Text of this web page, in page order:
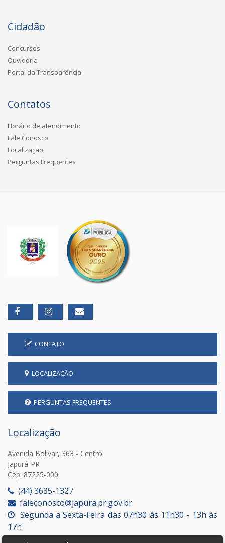
Cidadão
Concursos
Ouvidoria
Portal da Transparência
Contatos
Horário de atendimento
Fale Conosco
Localização
Perguntas Frequentes
CONTATO
LOCALIZAÇÃO
PERGUNTAS FREQUENTES
Localização
Avenida Bolivar, 363 - Centro
Japurá-PR
Cep: 87225-000
(44) 3635-1327
faleconosco@japura.pr.gov.br
Segunda a Sexta-Feira das 07h30 às 11h30 - 13h às
17h